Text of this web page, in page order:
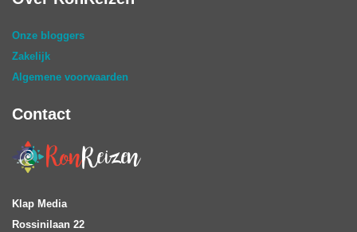
Onze bloggers
Zakelijk
Algemene voorwaarden
Contact
Klap Media
Rossinilaan 22